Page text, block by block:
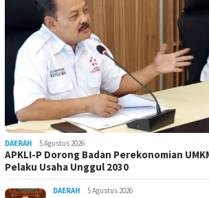
DAERAH 5 Agustus 2026
APKLI-P Dorong Badan Perekonomian
Pelaku Usaha Unggul 2030
DAERAH 5 Agustus 2026